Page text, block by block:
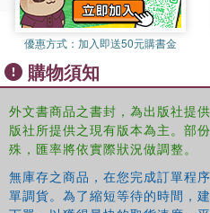
mobile, multi-sited and global
優惠方式： 加入即送50元購書金
購物須知
外文書商品之書封，為出版社提
版社所提供之現有版本為主。部
殊，匯率將依實際狀況做調整。
無庫存之商品，在您完成訂單程
單調貨。為了縮短等待的時間，